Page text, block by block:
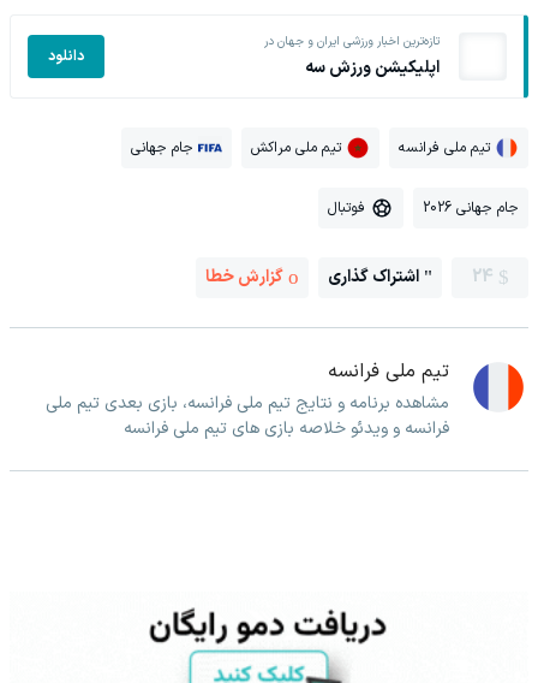
تازه‌ترین اخبار ورزشی ایران و جهان در
اپلیکیشن ورزش سه دانلود
تیم ملی فرانسه تیم ملی مراکش جام جهانی
جام جهانی 2026 فوتبال
24 اشتراک گذاری گزارش خطا
تیم ملی فرانسه
مشاهده برنامه و نتایج تیم ملی فرانسه، بازی بعدی تیم ملی
فرانسه و ویدئو خلاصه بازی های تیم ملی فرانسه